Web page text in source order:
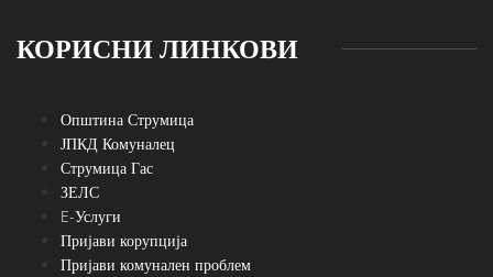
КОРИСНИ ЛИНКОВИ
Општина Струмица
ЈПКД Комуналец
Струмица Гас
ЗЕЛС
E-Услуги
Пријави корупција
Пријави комунален проблем